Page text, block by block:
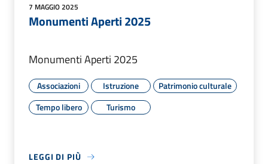
7 MAGGIO 2025
Monumenti Aperti 2025
Monumenti Aperti 2025
Associazioni Istruzione
Patrimonio culturale
Tempo libero
Turismo
LEGGI DI PIÙ